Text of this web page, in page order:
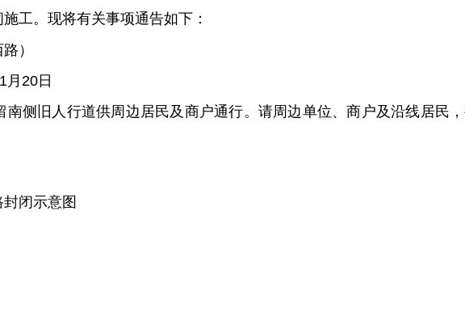
工。现将有关事项通告如下：
）
月20日
侧旧人行道供周边居民及商户通行。请周边单位、商户及沿线居民
闭示意图